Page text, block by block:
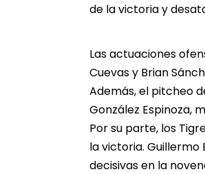
de la victoria y
Las actuaciones
Cuevas y Brian
Además,el pitcheo
González Espinoza,
Por su parte, los
la victoria.
decisivas en la